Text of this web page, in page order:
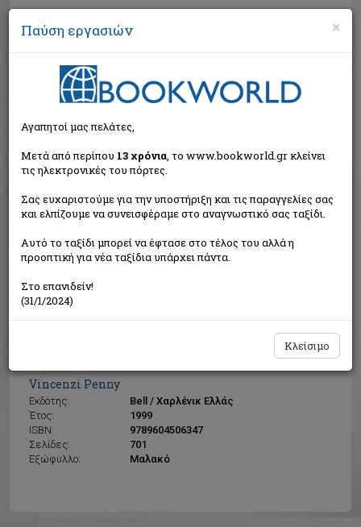
Αναζήτηση
Vincenzi Penny
Εκδότης:
Bell / Χαρλένικ Ελλάς
Έτος:
1999
ISBN:
9789604506347
Σελίδες:
701
Εξώφυλλο:
Μαλακό
Εξαντλημένο από τον
εκδότη
×
Παύση εργασιών
Αγαπητοί μας πελάτες,
Μετά από περίπου 13 χρόνια, το www.bookworld.gr κλείνει
τις ηλεκτρονικές του πόρτες.
Σας ευχαριστούμε για την υποστήριξη και τις παραγγελίες σας
και ελπίζουμε να συνεισφέραμε στο αναγνωστικό σας ταξίδι.
Αυτό το ταξίδι μπορεί να έφτασε στο τέλος του αλλά η
προοπτική για νέα ταξίδια υπάρχει πάντα.
Στο επανιδείν!
(31/1/2024)
Κλείσιμο